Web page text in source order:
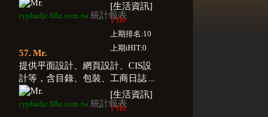
[生活資訊]
1 Hit
上期排名:10
上期iHIT:0
ryphadjc.88u.com.tw 統計報表
57. Mr.
提供平面設計、網頁設計、CIS設
計等，含目錄、包裝、工商日誌 ...
[生活資訊]
1 Hit
ryphadjc.88u.com.tw 統計報表